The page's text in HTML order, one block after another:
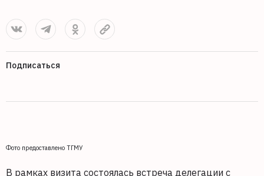
Подписаться
Фото предоставлено ТГМУ
В рамках визита состоялась встреча делегации с